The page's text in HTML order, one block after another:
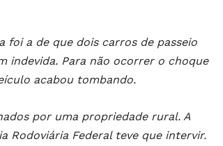
foi a de que dois carros de passeio
indevida. Para não ocorrer o choque
acabou tombando.
por uma propriedade rural. A
Rodoviária Federal teve que intervir.